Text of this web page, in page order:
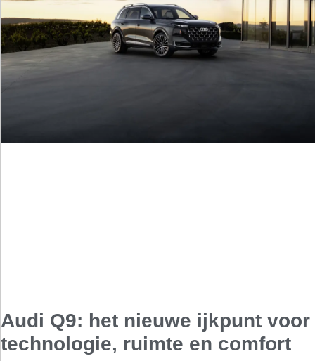
Audi Q9: het nieuwe ijkpunt voor
technologie, ruimte en comfort